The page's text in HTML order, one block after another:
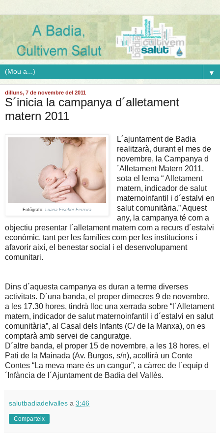
▼
dilluns, 7 de novembre del 2011
S´inicia la campanya d´alletament
matern 2011
Fotógrafo: Luana Fischer Ferreira
L´ajuntament de Badia
realitzarà, durant el mes de
novembre, la Campanya d
´Alletament Matern 2011,
sota el lema “ Alletament
matern, indicador de salut
maternoinfantil i d´estalvi en
salut comunitària.” Aquest
any, la campanya té com a
objectiu presentar l´alletament matern com a recurs d´estalvi
econòmic, tant per les famílies com per les institucions i
afavorir així, el benestar social i el desenvolupament
comunitari.
Dins d´aquesta campanya es duran a terme diverses
activitats. D´una banda, el proper dimecres 9 de novembre,
a les 17.30 hores, tindrà lloc una xerrada sobre “l´Alletament
matern, indicador de salut maternoinfantil i d´estalvi en salut
comunitària”, al Casal dels Infants (C/ de la Manxa), on es
comptarà amb servei de canguratge.
D´altre banda, el proper 15 de novembre, a les 18 hores, el
Pati de la Mainada (Av. Burgos, s/n), acollirà un Conte
Contes “La meva mare és un cangur”, a càrrec de l´equip d
´Infància de l´Ajuntament de Badia del Vallès.
salutbadiadelvalles a 3:46
Comparteix